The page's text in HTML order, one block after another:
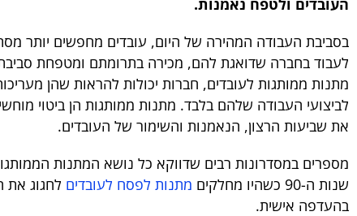
העובדים ולטפח נאמנות.
בסביבת העבודה המהירה של היום, עובדים מחפשים יותר
לעבוד בחברה שדואגת להם, מכירה בתרומתם ומטפחת סביבת
מתנות ממותגות לעובדים, חברות יכולות להראות שהן
לביצועי העבודה שלהם בלבד. מתנות ממותגות הן ביטוי
את שביעות הרצון, הנאמנות והשימור של העובדים.
מספרים במסדרונות רבים שדווקא כל נושא המתנות
שנות ה-90 כשהיו מחלקים
מתנות לפסח לעובדים לחגוג את
בהעדפה אישית.